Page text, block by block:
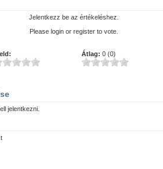
Jelentkezz be az értékeléshez.
Please login or register to vote.
Átlag: 0 (0)
jelentkezni.